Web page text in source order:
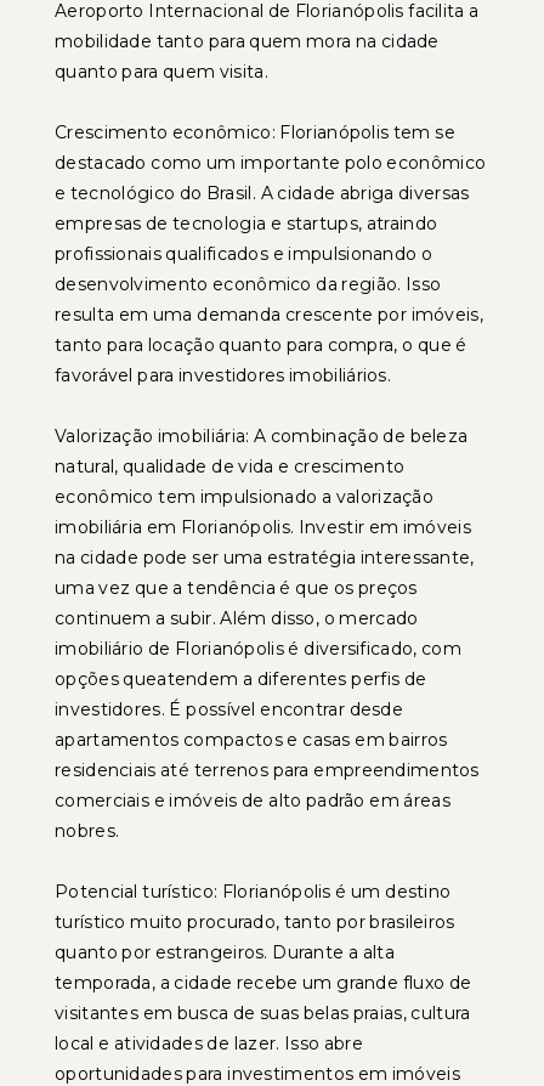
Aeroporto Internacional de Florianópolis facilita a
mobilidade tanto para quem mora na cidade
quanto para quem visita.
Crescimento econômico: Florianópolis tem se
destacado como um importante polo econômico
e tecnológico do Brasil. A cidade abriga diversas
empresas de tecnologia e startups, atraindo
profissionais qualificados e impulsionando o
desenvolvimento econômico da região. Isso
resulta em uma demanda crescente por imóveis,
tanto para locação quanto para compra, o que é
favorável para investidores imobiliários.
Valorização imobiliária: A combinação de beleza
natural, qualidade de vida e crescimento
econômico tem impulsionado a valorização
imobiliária em Florianópolis. Investir em imóveis
na cidade pode ser uma estratégia interessante,
uma vez que a tendência é que os preços
continuem a subir. Além disso, o mercado
imobiliário de Florianópolis é diversificado, com
opções queatendem a diferentes perfis de
investidores. É possível encontrar desde
apartamentos compactos e casas em bairros
residenciais até terrenos para empreendimentos
comerciais e imóveis de alto padrão em áreas
nobres.
Potencial turístico: Florianópolis é um destino
turístico muito procurado, tanto por brasileiros
quanto por estrangeiros. Durante a alta
temporada, a cidade recebe um grande fluxo de
visitantes em busca de suas belas praias, cultura
local e atividades de lazer. Isso abre
oportunidades para investimentos em imóveis